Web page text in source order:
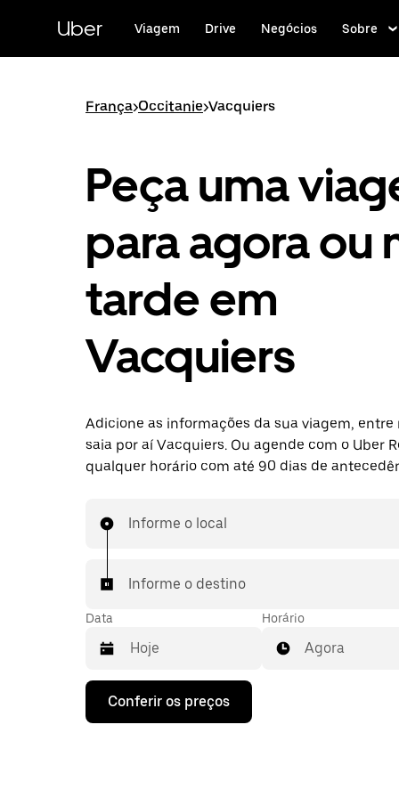
conteúdo
Uber Viagem Drive Negócios Sobre
França>Occitanie>Vacquiers
Peça uma
para agora ou
tarde em
Vacquiers
Adicione as informações da sua viagem, entre
saia por aí Vacquiers. Ou agende com o Uber
qualquer horário com até 90 dias de
Informe o local
Informe o destino
Data
Pressione
seta
Horário
Agora
Conferir os preços